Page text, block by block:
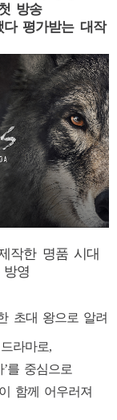
방송
평가받는 대작
작한 명품 시대
영
초대 왕으로 알려
드라마로,
를 중심으로
함께 어우러져